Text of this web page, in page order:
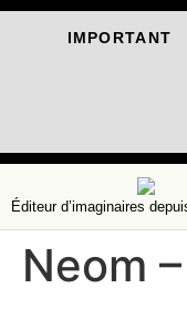
IMPORTANT
Éditeur d’imaginaires
Neom